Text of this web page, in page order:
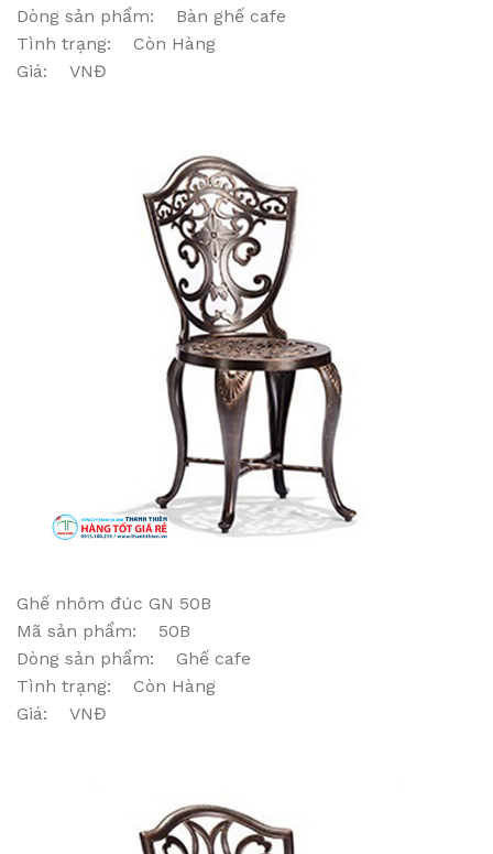
Dòng sản phẩm: Bàn ghế cafe
Tình trạng: Còn Hàng
Giá: VNĐ
Ghế nhôm đúc GN 50B
Mã sản phẩm: 50B
Dòng sản phẩm: Ghế cafe
Tình trạng: Còn Hàng
Giá: VNĐ